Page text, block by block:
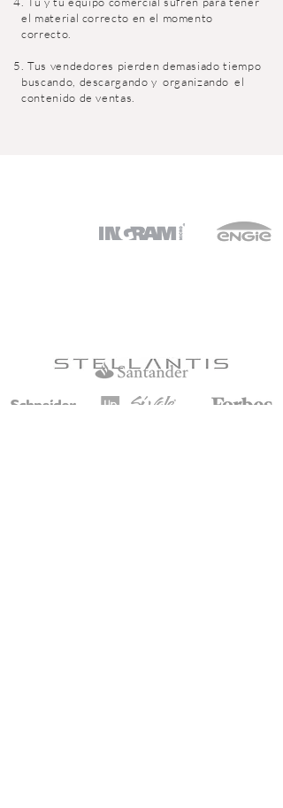
el material correcto en el momento
correcto.
5. Tus vendedores pierden demasiado tiempo
buscando, descargando y organizando el
contenido de ventas.